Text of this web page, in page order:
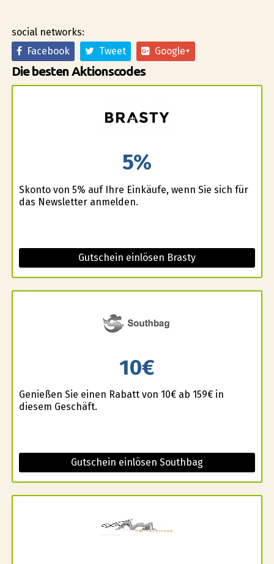
social networks:
Facebook
Tweet Google+
Die besten Aktionscodes
5%
Skonto von 5% auf Ihre Einkäufe, wenn Sie sich für
das Newsletter anmelden.
Gutschein einlösen Brasty
10€
Genießen Sie einen Rabatt von 10€ ab 159€ in
diesem Geschäft.
Gutschein einlösen Southbag